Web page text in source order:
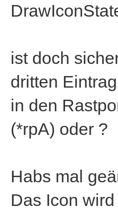
ist doch
dritten
in den
(*rpA) oder ?
Habs mal
Das Icon